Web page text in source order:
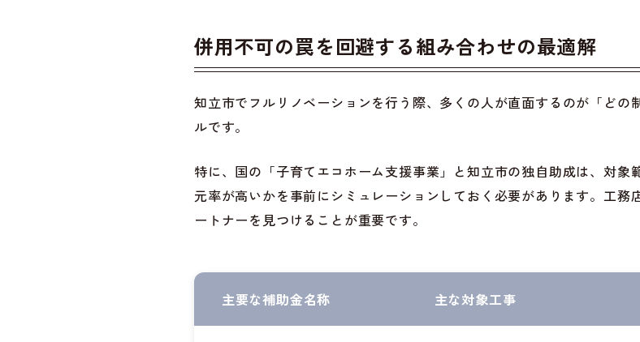
併用不可の罠を回避する組み合わせの最適解
知立市でフルリノベーションを行う際、多くの人が直面するのが「どの
ルです。
特に、国の「子育てエコホーム支援事業」と知立市の独自助成は、対
元率が高いかを事前にシミュレーションしておく必要があります。工務
ートナーを見つけることが重要です。
主要な補助金名称 主な対象工事